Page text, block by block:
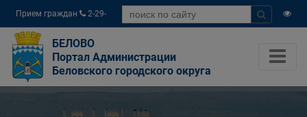
Прием граждан
2-29-
04
БЕЛОВО
Портал Администрации
Беловского городского округа